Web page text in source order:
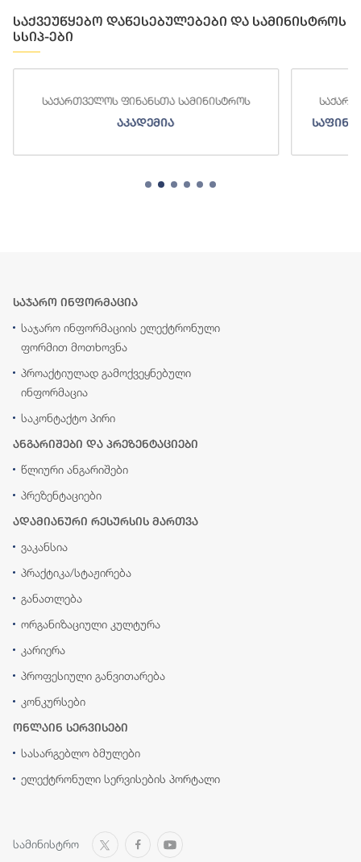
საქვეუწყებო დაწესებულებები და სამინისტროს
სსიპ-ები
საქართველოს ფინანსთა სამინისტროს
აკადემია
საჯარო ინფორმაცია
საჯარო ინფორმაციის ელექტრონული
ფორმით მოთხოვნა
პროაქტიულად გამოქვეყნებული
ინფორმაცია
საკონტაქტო პირი
ანგარიშები და პრეზენტაციები
წლიური ანგარიშები
პრეზენტაციები
ადამიანური რესურსის მართვა
ვაკანსია
პრაქტიკა/სტაჟირება
განათლება
ორგანიზაციული კულტურა
კარიერა
პროფესიული განვითარება
კონკურსები
ონლაინ სერვისები
სასარგებლო ბმულები
ელექტრონული სერვისების პორტალი
სამინისტრო